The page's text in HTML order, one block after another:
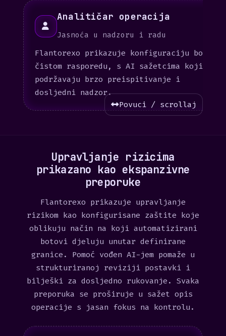
Analitičar operacija
Jasnoća u nadzoru i radu
Flantorexo prikazuje konfiguraciju bota u
čistom rasporedu, s AI sažetcima koji
podržavaju brzo preispitivanje i
dosljedni nadzor.
Povuci / scrollaj
Upravljanje rizicima
prikazano kao ekspanzivne
preporuke
Flantorexo prikazuje upravljanje
rizikom kao konfigurisane zaštite koje
oblikuju način na koji automatizirani
botovi djeluju unutar definirane
granice. Pomoć vođen AI-jem pomaže u
strukturiranoj reviziji postavki i
bilješki za dosljedno rukovanje. Svaka
preporuka se proširuje u sažet opis
operacije s jasan fokus na kontrolu.